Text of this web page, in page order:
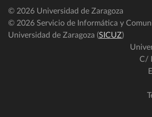
© 2026 Universidad de Zaragoza
© 2026 Servicio de Informática y
Universidad de Zaragoza (SICUZ)
C/